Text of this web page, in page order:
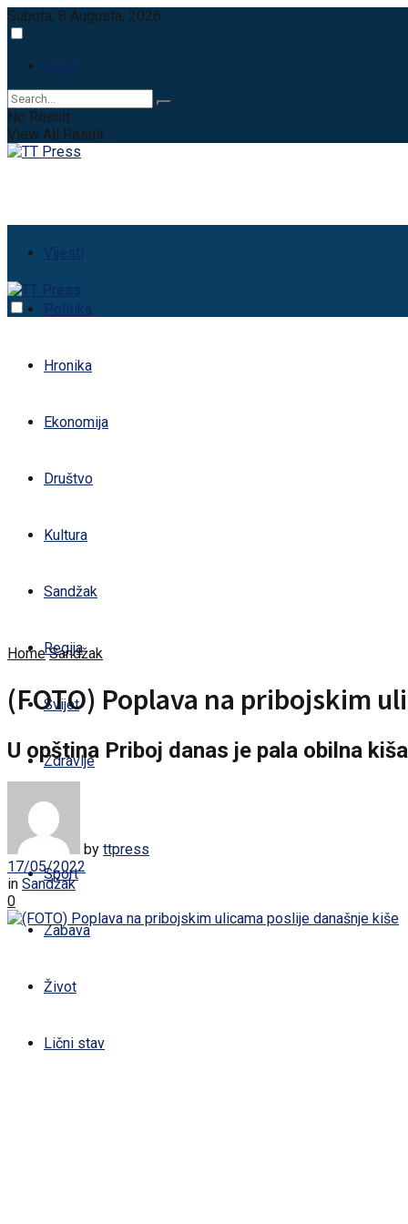
Subota, 8 Augusta, 2026
Login
No Result
View All Result
Vijesti
Politika
Hronika
Ekonomija
Društvo
Kultura
Sandžak
Regija
Svijet
Zdravlje
Žena
Sport
Zabava
Život
Lični stav
Home Sandžak
(FOTO) Poplava na pribojskim
U opština Priboj danas je pala obilna
by ttpress
17/05/2022
in Sandžak
0